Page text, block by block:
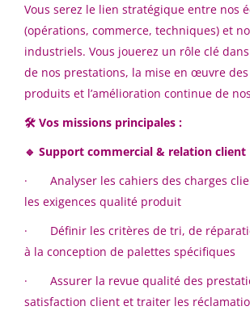
Mornant(1)
Mulhouse (1)
Puteaux(1)
Toulouse
Pays
France(7)
06 juil., 2026
LA Chargé
LATECOERE
Toulouse, France
23 mars, 2026
ST
Chef de Projets
(Mulhouse)
Vous serez le lien stratégique entre nos
(opérations, commerce, techniques) et
industriels. Vous jouerez un rôle clé
de nos prestations, la mise en œuvre
produits et l’amélioration continue de
🛠️ Vos missions principales :
🔹 Support commercial & relation client
· Analyser les cahiers des charges
les exigences qualité produit
· Définir les critères de tri, de
à la conception de palettes spécifiques
· Assurer la revue qualité des
satisfaction client et traiter les